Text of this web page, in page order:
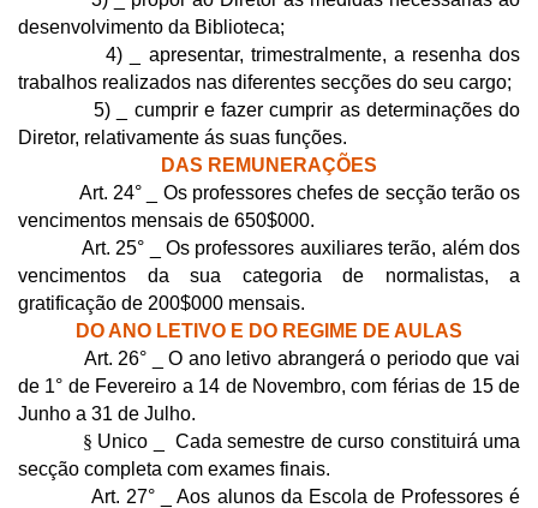
desenvolvimento da Biblioteca;
4) _ apresentar, trimestralmente, a resenha dos
trabalhos realizados nas diferentes secções do seu cargo;
5) _ cumprir e fazer cumprir as determinações do
Diretor, relativamente ás suas funções.
DAS REMUNERAÇÕES
Art. 24° ­_ Os professores chefes de secção terão os
vencimentos mensais de 650$000.
Art. 25° _ Os professores auxiliares terão, além dos
vencimentos da sua categoria de normalistas, a
gratificação de 200$000 mensais.
DO ANO LETIVO E DO REGIME DE AULAS
Art. 26° _ O ano letivo abrangerá o periodo que vai
de 1° de Fevereiro a 14 de Novembro, com férias de 15 de
Junho a 31 de Julho.
§ Unico _ Cada semestre de curso constituirá uma
secção completa com exames finais.
Art. 27° _ Aos alunos da Escola de Professores é